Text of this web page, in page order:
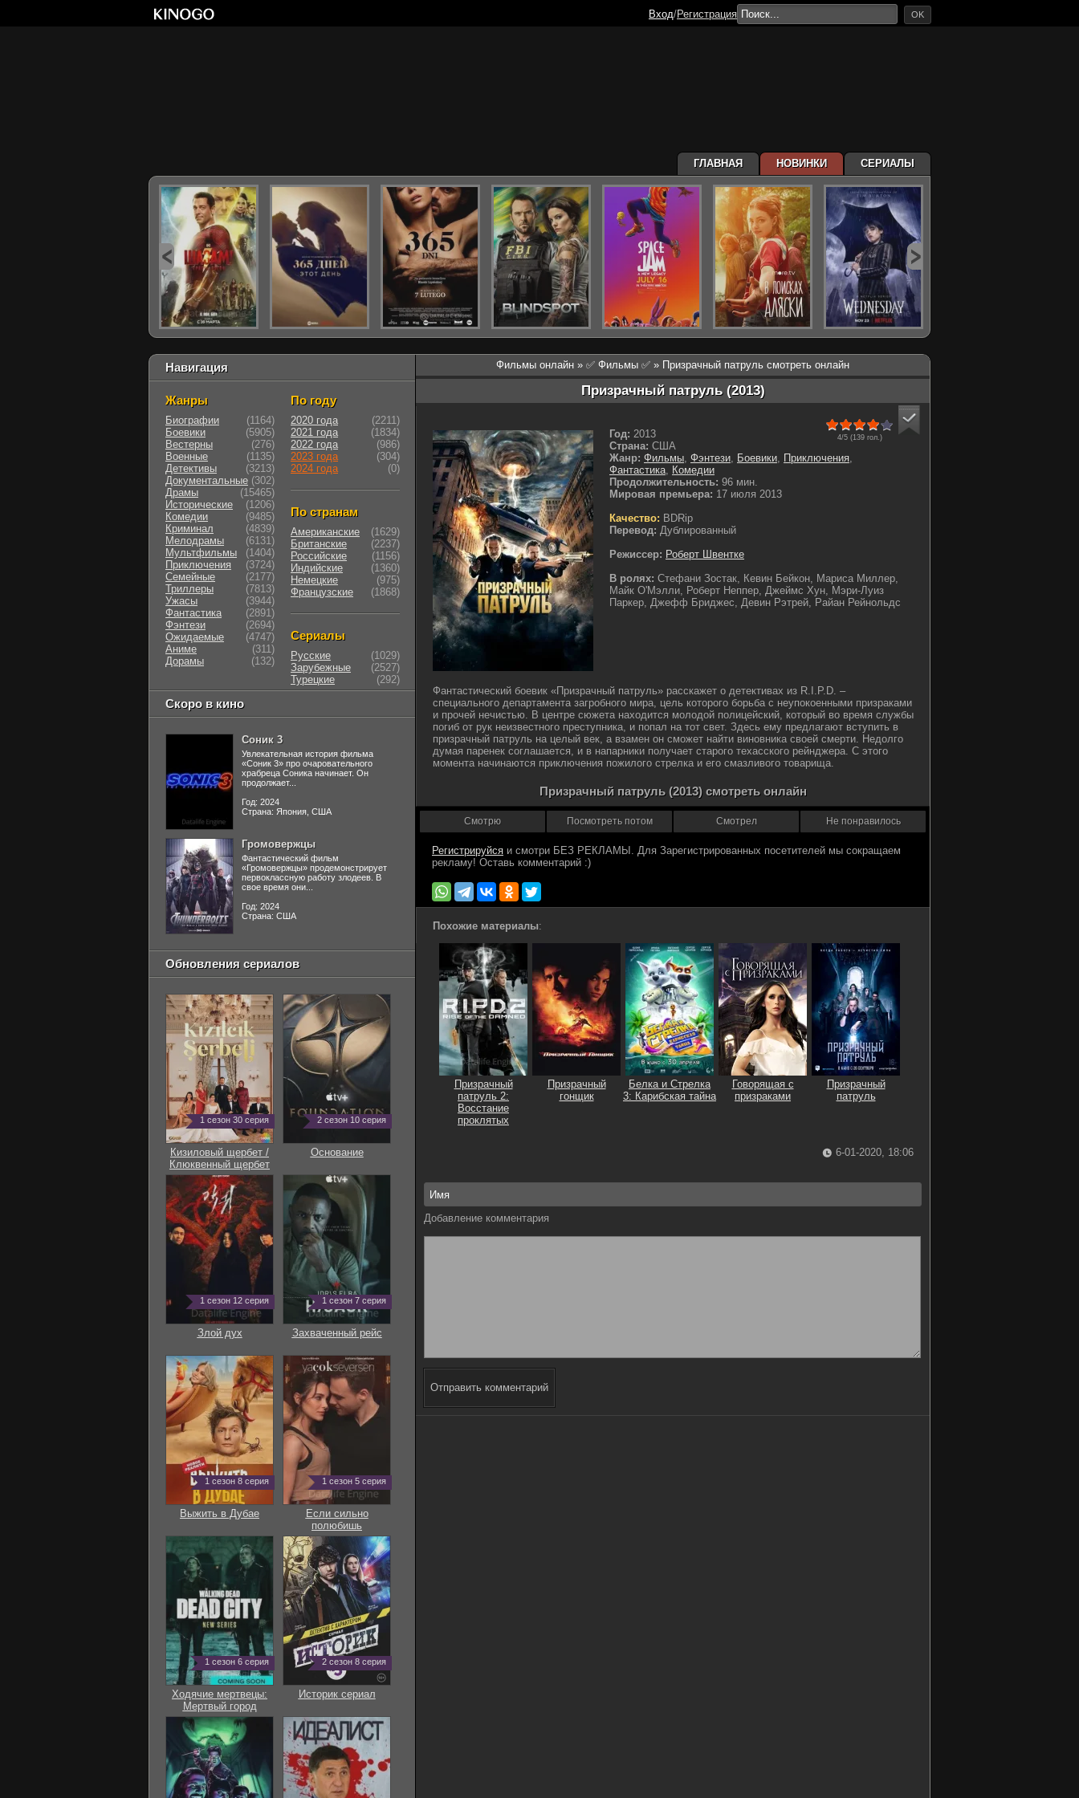
Фильмы онлайн » ✅ Фильмы ✅ » Призрачный патруль смотреть онлайн
Призрачный патруль (2013)
4/5 (139гол.)
Год: 2013
Страна: США
Жанр: Фильмы, Фэнтези, Боевики, Приключения,
Фантастика, Комедии
Продолжительность: 96 мин.
Мировая премьера: 17 июля 2013
Качество: BDRip
Перевод: Дублированный
Режиссер: Роберт Швентке
В ролях: Стефани Зостак, Кевин Бейкон, Мариса Миллер,
Майк О'Мэлли, Роберт Неппер, Джеймс Хун, Мэри-Луиз
Паркер, Джефф Бриджес, Девин Рэтрей, Райан Рейнольдс
Фантастический боевик «Призрачный патруль» расскажет о детективах из R.I.P.D. –
специального департамента загробного мира, цель которого борьба с неупокоенными призраками
и прочей нечистью. В центре сюжета находится молодой полицейский, который во время службы
погиб от рук неизвестного преступника, и попал на тот свет. Здесь ему предлагают вступить в
призрачный патруль на целый век, а взамен он сможет найти виновника своей смерти. Недолго
думая паренек соглашается, и в напарники получает старого техасского рейнджера. С этого
момента начинаются приключения пожилого стрелка и его смазливого товарища.
Призрачный патруль (2013) смотреть онлайн
Смотрю Посмотреть потом Смотрел Не понравилось
Регистрируйся
Похожие материалы:
Призрачный
патруль 2:
Восстание
проклятых
Призрачный
гонщик
Белка и Стрелка
3: Карибская тайна
Говорящая с
призраками
Призрачный
патруль
6-01-2020, 18:06
Добавление комментария
Отправить комментарий
Навигация
Жанры
Биографии
(1164)
Боевики
(5905)
Вестерны
(276)
Военные
(1135)
Детективы
(3213)
Документальные (302)
Драмы
(15465)
Исторические
(1206)
Комедии
(9485)
Криминал
(4839)
Мелодрамы
(6131)
Мультфильмы
(1404)
Приключения
(3724)
Семейные
(2177)
Триллеры
(7813)
Ужасы
(3944)
Фантастика
(2891)
Фэнтези
(2694)
Ожидаемые
(4747)
Аниме
(311)
Дорамы
(132)
По году
2020 года
(2211)
2021 года
(1834)
2022 года
(986)
2023 года
(304)
2024 года
(0)
По странам
Американские
(1629)
Британские
(2237)
Российские
(1156)
Индийские
(1360)
Немецкие
(975)
Французские
(1868)
Сериалы
Русские
(1029)
Зарубежные
(2527)
Турецкие
(292)
Скоро в кино
Соник 3
Увлекательная история фильма
«Соник 3» про очаровательного
храбреца Соника начинает. Он
продолжает...
Год: 2024
Страна: Япония, США
Громовержцы
Фантастический фильм
«Громовержцы» продемонстрирует
первоклассную работу злодеев. В
свое время они...
Год: 2024
Страна: США
Обновления сериалов
1 сезон 30 серия
Кизиловый щербет /
Клюквенный щербет
2 сезон 10 серия
Основание
1 сезон 12 серия
Злой дух
1 сезон 7 серия
Захваченный рейс
1 сезон 8 серия
Выжить в Дубае
1 сезон 5 серия
Если сильно
полюбишь
1 сезон 6 серия
Ходячие мертвецы:
Мертвый город
2 сезон 8 серия
Историк сериал
ГЛАВНАЯ НОВИНКИ СЕРИАЛЫ
Вход/Регистрация OK